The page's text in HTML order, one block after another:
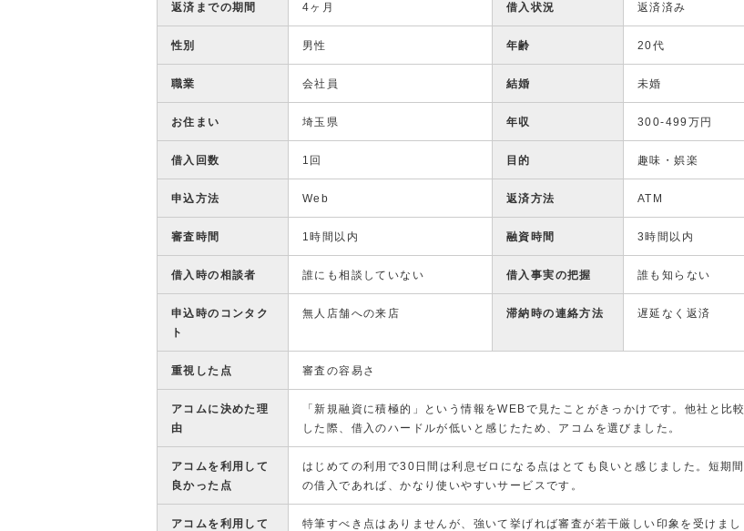
返済までの期間 4ヶ月 借入状況 返済済み
性別 男性 年齢 20代
職業 会社員 結婚 未婚
お住まい 埼玉県 年収 300-499万円
借入回数 1回 目的 趣味・娯楽
申込方法 Web 返済方法 ATM
審査時間 1時間以内 融資時間 3時間以内
借入時の相談者 誰にも相談していない 借入事実の把握 誰も知らない
申込時のコンタク
ト
無人店舗への来店 滞納時の連絡方法 遅延なく返済
重視した点 審査の容易さ
アコムに決めた理
由
「新規融資に積極的」という情報をWEBで見たことがきっかけです。他社と比較
した際、借入のハードルが低いと感じたため、アコムを選びました。
アコムを利用して
良かった点
はじめての利用で30日間は利息ゼロになる点はとても良いと感じました。短期間
の借入であれば、かなり使いやすいサービスです。
アコムを利用して
特筆すべき点はありませんが、強いて挙げれば審査が若干厳しい印象を受けまし